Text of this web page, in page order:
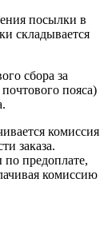
посылки в
складывается
сбора за
пояса)
комиссия
заказа.
предоплате,
комиссию